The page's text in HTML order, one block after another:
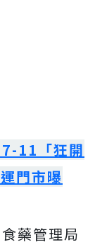
11「狂開
門市曝
藥管理局